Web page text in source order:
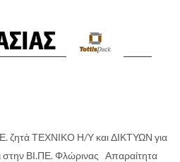
ζητά ΤΕΧΝΙΚΟ Η/Υ και ΔΙΚΤΥΩΝ για
στην ΒΙ.ΠΕ. Φλώρινας Απαραίτητα